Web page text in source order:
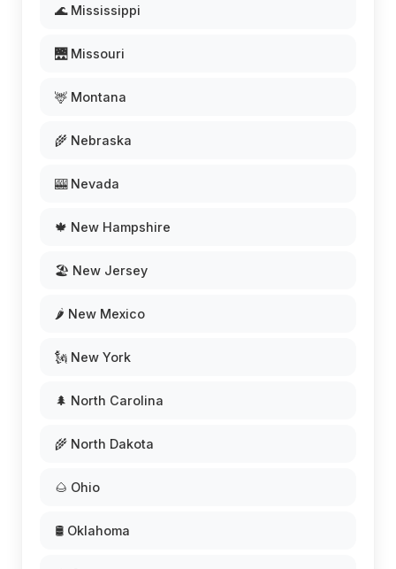
🌊 Mississippi
🌉 Missouri
🦌 Montana
🌾 Nebraska
🎰 Nevada
🍁 New Hampshire
🏖️ New Jersey
🌶️ New Mexico
🗽 New York
🌲 North Carolina
🌾 North Dakota
🌰 Ohio
🛢️ Oklahoma